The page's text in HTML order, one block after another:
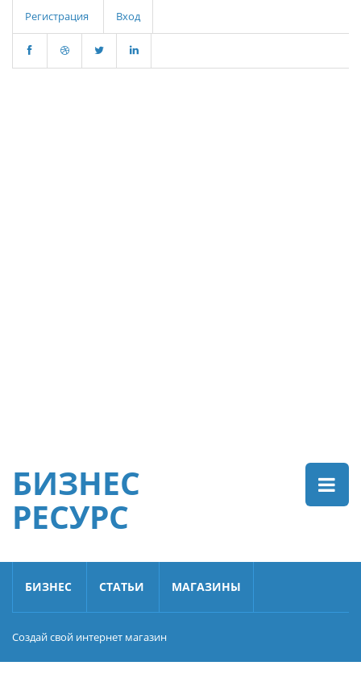
Регистрация Вход
БИЗНЕС
РЕСУРС
БИЗНЕС СТАТЬИ МАГАЗИНЫ
Создай свой интернет магазин